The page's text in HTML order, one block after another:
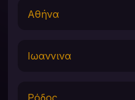
Αθήνα
Ιωαννινα
Ρόδος